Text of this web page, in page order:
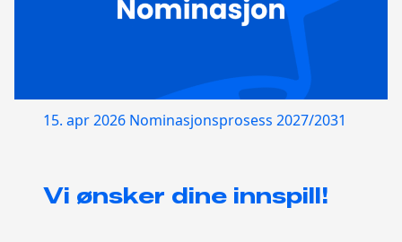
15. apr 2026 Nominasjonsprosess 2027/2031
Vi ønsker dine innspill!